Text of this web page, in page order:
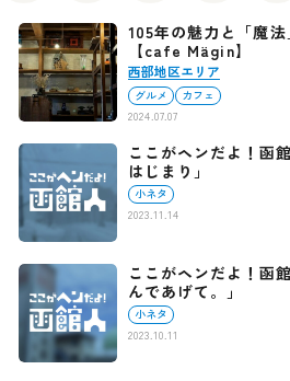
105年の魅力と「魔
【cafe Mägin】
西部地区エリア
グルメ
カフェ
2024.07.07
ここがヘンだよ！函
はじまり」
小ネタ
2023.11.14
ここがヘンだよ！函
んであげて。」
小ネタ
2023.10.11